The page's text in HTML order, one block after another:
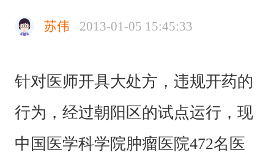
苏伟 2013-01-05 15:45:33
针对医师开具大处方，违规开药的
行为，经过朝阳区的试点运行，现
中国医学科学院肿瘤医院472名医